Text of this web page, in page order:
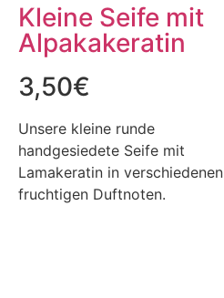
Kleine Seife mit
Alpakakeratin
3,50€
Unsere kleine runde
handgesiedete Seife mit
Lamakeratin in verschiedenen
fruchtigen Duftnoten.